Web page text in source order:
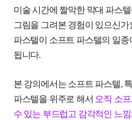
미술 시간에 짤막한 막대 파스
그림을 그려본 경험이 있으신가
파스텔이 소프트 파스텔의 일
됩니다.
본 강의에서는 소프트 파스텔,
파스텔을 위주로 해서 오직 소
수 있는 부드럽고 감각적인 느